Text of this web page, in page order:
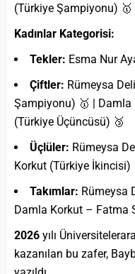
(Türkiye Şampiyonu) 🥇
Kadınlar Kategorisi:
Tekler: Esma Nur
Çiftler: Rümeysa
Şampiyonu) 🥇 | Damla
(Türkiye Üçüncüsü) 🥉
Üçlüler: Rümeysa
Korkut (Türkiye İkincisi)
Takımlar: Rümeysa
Damla Korkut – Fatma
2026 yılı
kazanılan bu zafer,